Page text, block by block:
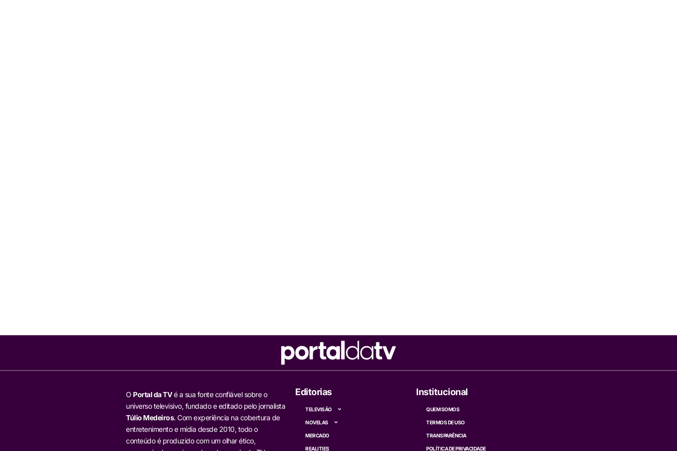
O Portal da TVé a sua fonte confiável sobre o
universo televisivo, fundado e editado pelo jornalista
Túlio Medeiros. Com experiência na cobertura de
entretenimento e mídia desde 2010, todo o
conteúdo é produzido com um olhar ético,
Editorias
TELEVISÃO
NOVELAS
MERCADO
REALITIES
Institucional
QUEM SOMOS
TERMOS DE USO
TRANSPARÊNCIA
POLÍTICA DE PRIVACIDADE